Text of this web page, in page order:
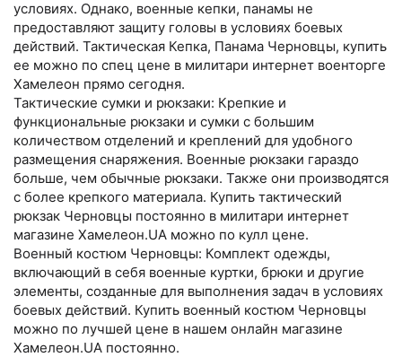
условиях. Однако, военные кепки, панамы не
предоставляют защиту головы в условиях боевых
действий. Тактическая Кепка, Панама Черновцы, купить
ее можно по спец цене в милитари интернет военторге
Хамелеон прямо сегодня.
Тактические сумки и рюкзаки: Крепкие и
функциональные рюкзаки и сумки с большим
количеством отделений и креплений для удобного
размещения снаряжения. Военные рюкзаки гараздо
больше, чем обычные рюкзаки. Также они производятся
с более крепкого материала. Купить тактический
рюкзак Черновцы постоянно в милитари интернет
магазине Хамелеон.UA можно по кулл цене.
Военный костюм Черновцы: Комплект одежды,
включающий в себя военные куртки, брюки и другие
элементы, созданные для выполнения задач в условиях
боевых действий. Купить военный костюм Черновцы
можно по лучшей цене в нашем онлайн магазине
Хамелеон.UA постоянно.